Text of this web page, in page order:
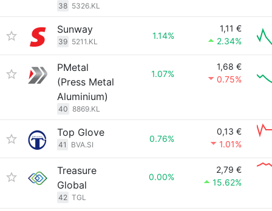
38 5326.KL
Sunway
39 5211.KL
1.14%
1,11 €
2.34%
PMetal
(Press Metal
Aluminium)
40 8869.KL
1.07%
1,68 €
0.75%
Top Glove
41 BVA.SI
0.76%
0,13 €
1.01%
Treasure
Global
42 TGL
0.00%
2,79 €
15.62%